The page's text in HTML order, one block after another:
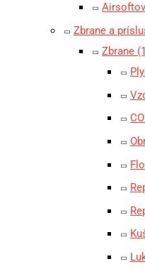
Zbrane a
Zbrane